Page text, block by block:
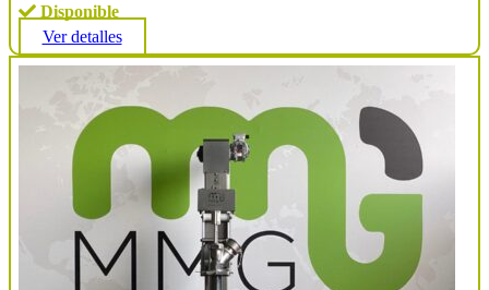
Disponible
Ver detalles